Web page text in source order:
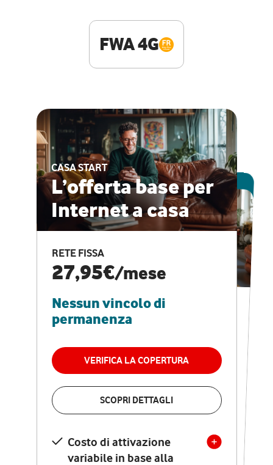
FWA 4G
CASA START
L’offerta base per
Internet a casa
RETE FISSA
27,95€/mese
Nessun vincolo di
permanenza
VERIFICA LA COPERTURA
SCOPRI DETTAGLI
Costo di attivazione
variabile in base alla
ESCLUSIVA ONLINE
CASA PRO
Internet veloce e
vantaggi speciali
RETE FISSA + VODAFONE CLUB
29,95€
permanenza
VERIFICA LA COPERTURA
Costo di attivazione
variabile in base alla